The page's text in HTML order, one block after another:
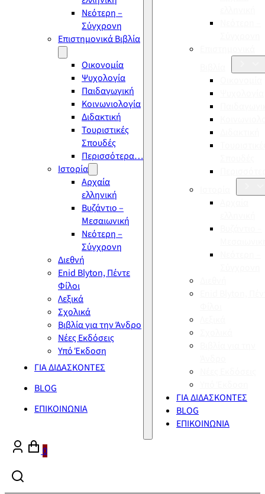
Νεότερη –
Σύγχρονη
Επιστημονικά Βιβλία
Οικονομία
Ψυχολογία
Παιδαγωγική
Κοινωνιολογία
Διδακτική
Τουριστικές
Σπουδές
Περισσότερα…
Ιστορία
Αρχαία
ελληνική
Βυζάντιο –
Μεσαιωνική
Νεότερη –
Σύγχρονη
Διεθνή
Enid Blyton, Πέντε
Φίλοι
Λεξικά
Σχολικά
Βιβλία για την Άνδρο
Νέες Εκδόσεις
Υπό Έκδοση
ΓΙΑ ΔΙΔΑΣΚΟΝΤΕΣ
BLOG
ΕΠΙΚΟΙΝΩΝΙΑ
ΓΙΑ ΔΙΔΑΣΚΟΝΤΕΣ
BLOG
ΕΠΙΚΟΙΝΩΝΙΑ
0